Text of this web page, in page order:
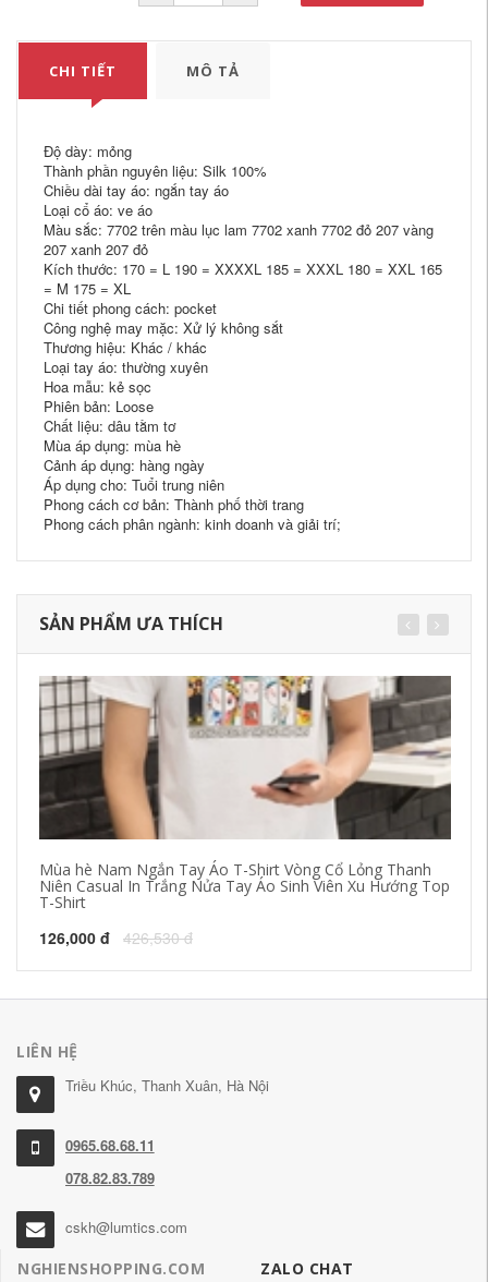
CHI TIẾT MÔ TẢ
Độ dày: mỏng
Thành phần nguyên liệu: Silk 100%
Chiều dài tay áo: ngắn tay áo
Loại cổ áo: ve áo
Màu sắc: 7702 trên màu lục lam 7702 xanh 7702 đỏ 207 vàng
207 xanh 207 đỏ
Kích thước: 170 = L 190 = XXXXL 185 = XXXL 180 = XXL 165
= M 175 = XL
Chi tiết phong cách: pocket
Công nghệ may mặc: Xử lý không sắt
Thương hiệu: Khác / khác
Loại tay áo: thường xuyên
Hoa mẫu: kẻ sọc
Phiên bản: Loose
Chất liệu: dâu tằm tơ
Mùa áp dụng: mùa hè
Cảnh áp dụng: hàng ngày
Áp dụng cho: Tuổi trung niên
Phong cách cơ bản: Thành phố thời trang
Phong cách phân ngành: kinh doanh và giải trí;
SẢN PHẨM ƯA THÍCH
Mùa hè Nam Ngắn Tay Áo T-Shirt Vòng Cổ Lỏng Thanh
Niên Casual In Trắng Nửa Tay Áo Sinh Viên Xu Hướng Top
T-Shirt
126,000 đ 426,530 đ
LIÊN HỆ
Triều Khúc, Thanh Xuân, Hà Nội
0965.68.68.11
078.82.83.789
cskh@lumtics.com
NGHIENSHOPPING.COM
ZALO CHAT